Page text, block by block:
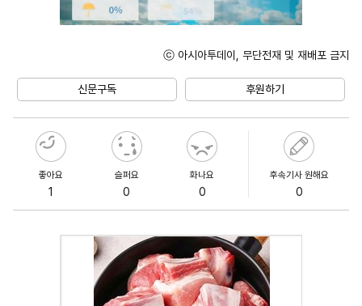
ⓒ 아시아투데이, 무단전재 및 재배포 금지
신문구독 후원하기
좋아요
1
슬퍼요
0
화나요
0
후속기사 원해요
0